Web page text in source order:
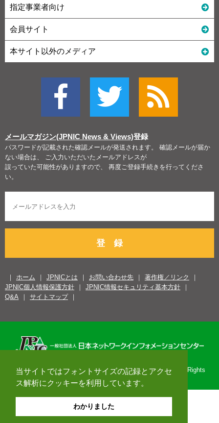
当サイトではフォントサイズの記録とアクセ
ス解析にクッキーを利用しています。
わかりました
指定事業者向け
会員サイト
本サイト以外のメディア
メールマガジン(JPNIC News & Views)登録
パスワードが記載された確認メールが発送されます。 確認メールが届か
ない場合は、 ご入力いただいたメールアドレスが
誤っていた可能性がありますので、 再度ご登録手続きを行ってくださ
い。
登 録
ホーム JPNICとは お問い合わせ先
著作権／リンク
JPNIC個人情報保護方針
JPNIC情報セキュリティ基本方針
Q&A
サイトマップ
Copyright© 1996-2026 Japan Network Information Center. All Rights
Reserved.